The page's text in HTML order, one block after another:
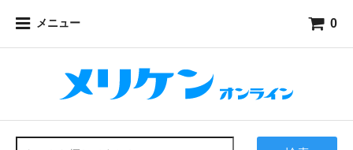
メニュー 0